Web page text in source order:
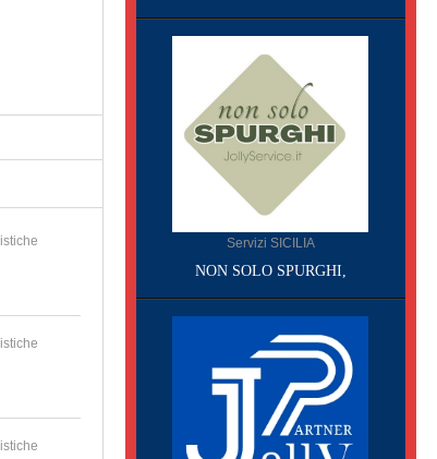
Servizi SICILIA
NON SOLO SPURGHI,